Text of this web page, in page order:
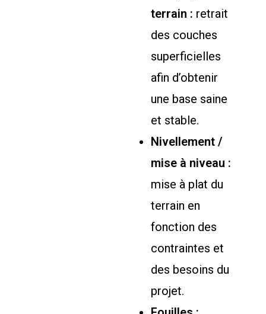
terrain : retrait
des couches
superficielles
afin d’obtenir
une base saine
et stable.
Nivellement /
mise à niveau :
mise à plat du
terrain en
fonction des
contraintes et
des besoins du
projet.